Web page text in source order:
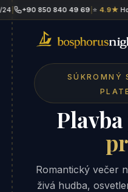
850 840 49 69| ⭐4.9★
SÚKROMNÝ
Romantický večer
živá hudba,